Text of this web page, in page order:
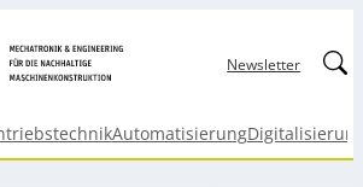
Newsletter
Automatisierung